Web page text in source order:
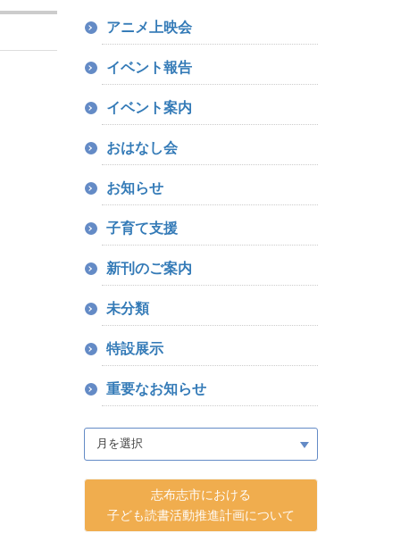
アニメ上映会
イベント報告
イベント案内
おはなし会
お知らせ
子育て支援
新刊のご案内
未分類
特設展示
重要なお知らせ
志布志市における
子ども読書活動推進計画について